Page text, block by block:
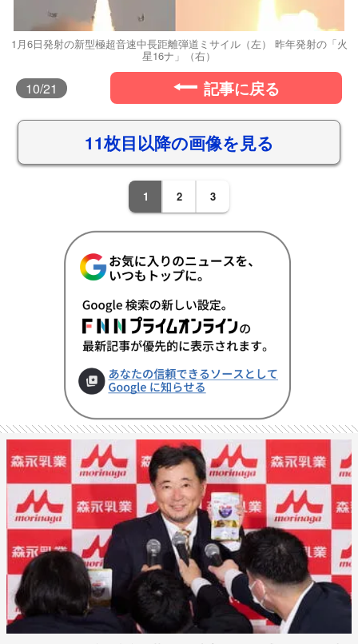
1月6日発射の新型極超音速中長距離弾道ミサイル（左） 昨年発射の「火
星16ナ」（右）
10/21 記事に戻る
11枚目以降の画像を見る
1 2 3